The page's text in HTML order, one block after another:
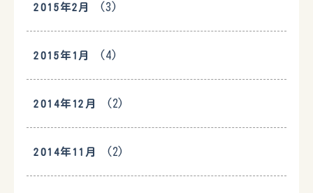
2015年2月 (3)
2015年1月 (4)
2014年12月 (2)
2014年11月 (2)